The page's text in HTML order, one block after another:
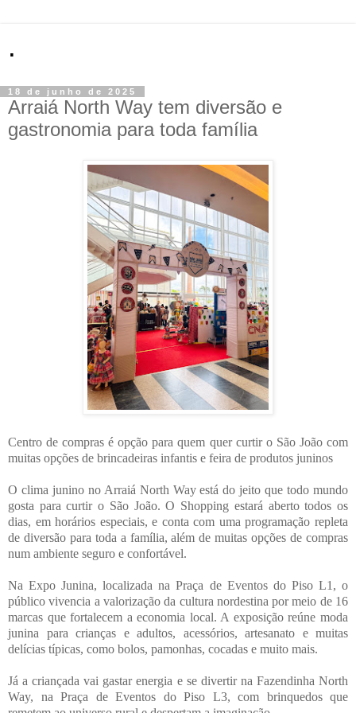
.
18 de junho de 2025
Arraiá North Way tem diversão e
gastronomia para toda família
Centro de compras é opção para quem quer curtir o São João com
muitas opções de brincadeiras infantis e feira de produtos juninos
O clima junino no Arraiá North Way está do jeito que todo mundo
gosta para curtir o São João. O Shopping estará aberto todos os
dias, em horários especiais, e conta com uma programação repleta
de diversão para toda a família, além de muitas opções de compras
num ambiente seguro e confortável.
Na Expo Junina, localizada na Praça de Eventos do Piso L1, o
público vivencia a valorização da cultura nordestina por meio de 16
marcas que fortalecem a economia local. A exposição reúne moda
junina para crianças e adultos, acessórios, artesanato e muitas
delícias típicas, como bolos, pamonhas, cocadas e muito mais.
Já a criançada vai gastar energia e se divertir na Fazendinha North
Way, na Praça de Eventos do Piso L3, com brinquedos que